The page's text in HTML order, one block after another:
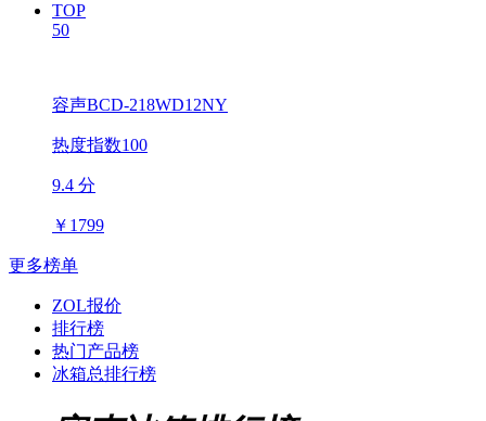
TOP
50
容声BCD-218WD12NY
热度指数100
9.4 分
￥ 1799
更多榜单
ZOL报价
排行榜
热门产品榜
冰箱总排行榜